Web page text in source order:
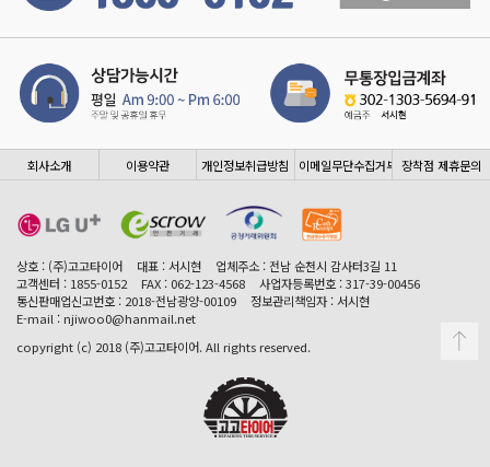
회사소개 이용약관 개인정보취급방침 이메일무단수집거부 장착점 제휴문의
상호 : (주)고고타이어 대표 : 서시현
업체주소 : 전남 순천시 감사터3길 11
고객센터 : 1855-0152
FAX : 062-123-4568
사업자등록번호 : 317-39-00456
통신판매업신고번호 : 2018-전남광양-00109
정보관리책임자 : 서시현
E-mail : njiwoo0@hanmail.net
copyright (c) 2018 (주)고고타이어. All rights reserved.